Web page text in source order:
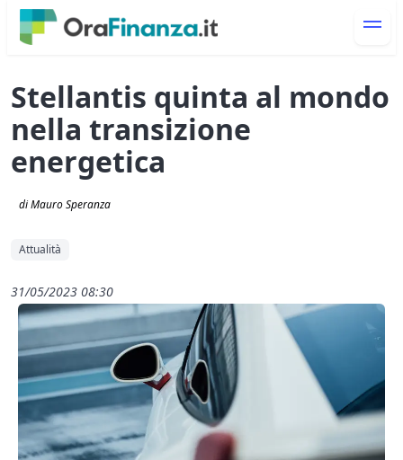
Stellantis quinta al mondo
nella transizione
energetica
di Mauro Speranza
Attualità
31/05/2023 08:30